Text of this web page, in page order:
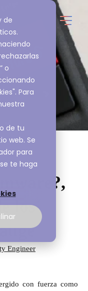
de
o
Para
de tu
web. Se
para
te haga
los
Engineer
con fuerza como